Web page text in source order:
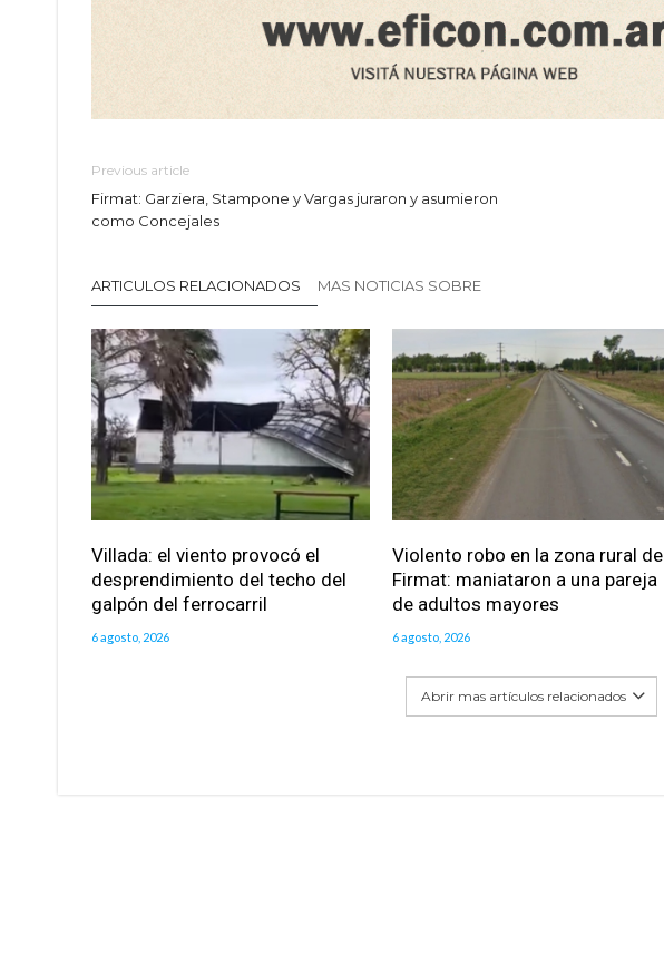
Previous article
Firmat: Garziera, Stampone y Vargas juraron y asumieron
como Concejales
ARTICULOS RELACIONADOS MAS NOTICIAS SOBRE
Villada: el viento provocó el
desprendimiento del techo del
galpón del ferrocarril
6 agosto, 2026
Violento robo en la zona rural de
Firmat: maniataron a una pareja
de adultos mayores
6 agosto, 2026
Abrir mas artículos relacionados